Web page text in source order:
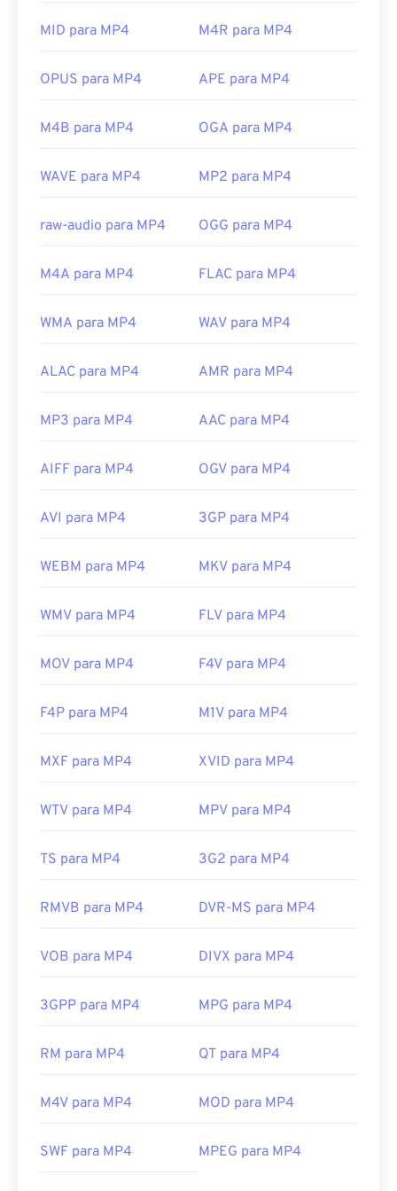
Em alguns dispositivos, principalmente celulares,
MP4 é um contêiner que contém vários tipos de
contêiner (um codec de áudio ou vídeo) não são
dispositivo. Para resolver esse problema,
Desenvolvido por: Moving Picture Experts Group
Norma:ISO/IEC 14496
Lançamento inicial:
1999
https://en.wikipedia.org/wiki/MPEG-4
4.html
MID para MP4 M4R para MP4
OPUS para MP4 APE para MP4
M4B para MP4 OGA para MP4
WAVE para MP4 MP2 para MP4
raw-audio para MP4 OGG para MP4
M4A para MP4 FLAC para MP4
WMA para MP4 WAV para MP4
ALAC para MP4 AMR para MP4
MP3 para MP4 AAC para MP4
AIFF para MP4 OGV para MP4
AVI para MP4 3GP para MP4
WEBM para MP4 MKV para MP4
WMV para MP4 FLV para MP4
MOV para MP4 F4V para MP4
F4P para MP4 M1V para MP4
MXF para MP4 XVID para MP4
WTV para MP4 MPV para MP4
TS para MP4 3G2 para MP4
RMVB para MP4 DVR-MS para MP4
VOB para MP4 DIVX para MP4
3GPP para MP4 MPG para MP4
RM para MP4 QT para MP4
M4V para MP4 MOD para MP4
SWF para MP4 MPEG para MP4